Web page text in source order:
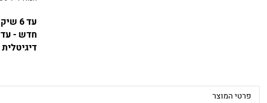
עד 6 שיקים ללא ריבית
דיגיטלית
פרטי המוצר